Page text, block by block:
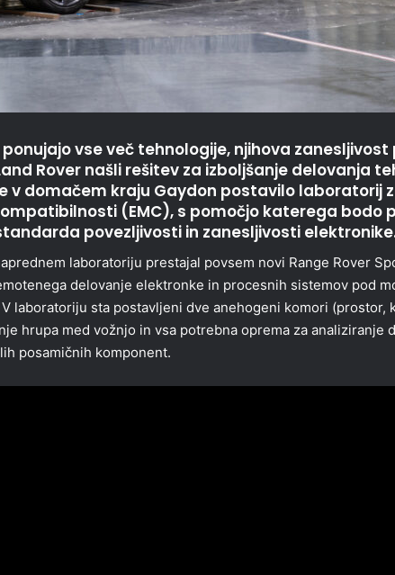
vse več tehnologije, njihova zanesljivost
Rover našli rešitev za izboljšanje delovanja
v domačem kraju Gaydon postavilo laboratorij
(EMC), s pomočjo katerega bodo
povezljivosti in zanesljivosti
laboratoriju prestajal povsem novi Range Rover
delovanje elektronke in procesnih sistemov pod
laboratoriju sta postavljeni dve anehogeni komori (prostor,
hrupa med vožnjo in vsa potrebna oprema za analiziranje
posamičnih komponent.